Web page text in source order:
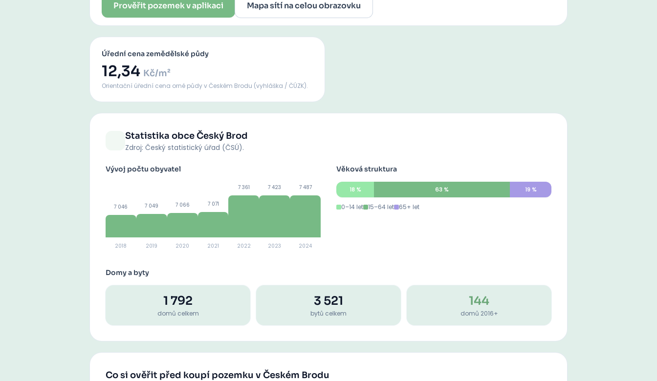
Prověřit pozemek v aplikaci Mapa sítí na celou obrazovku
Úřední cena zemědělské půdy
12,34 Kč/m²
Orientační úřední cena orné půdyv Českém Brodu (vyhláška / ČÚZK).
Statistika obceČeský Brod
Zdroj: Český statistický úřad (ČSÚ).
Vývoj počtu obyvatel
7 046
2018
7 049
2019
7 066
2020
7 071
2021
7 361
2022
7 423
2023
7 487
2024
Věková struktura
18 % 63 % 19%
0–14 let 15–64 let 65+ let
Domy a byty
1 792
domů celkem
3 521
bytů celkem
144
domů 2016+
Co si ověřit před koupí pozemku v Českém Brodu